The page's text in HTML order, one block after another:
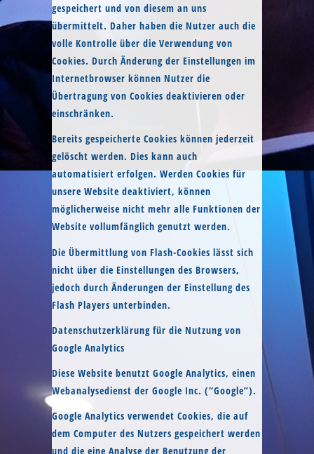
gespeichert und von diesem an uns
übermittelt. Daher haben die Nutzer auch die
volle Kontrolle über die Verwendung von
Cookies. Durch Änderung der Einstellungen im
Internetbrowser können Nutzer die
Übertragung von Cookies deaktivieren oder
einschränken.
Bereits gespeicherte Cookies können jederzeit
gelöscht werden. Dies kann auch
automatisiert erfolgen. Werden Cookies für
unsere Website deaktiviert, können
möglicherweise nicht mehr alle Funktionen der
Website vollumfänglich genutzt werden.
Die Übermittlung von Flash-Cookies lässt sich
nicht über die Einstellungen des Browsers,
jedoch durch Änderungen der Einstellung des
Flash Players unterbinden.
Datenschutzerklärung für die Nutzung von
Google Analytics
Diese Website benutzt Google Analytics, einen
Webanalysedienst der Google Inc. (“Google”).
Google Analytics verwendet Cookies, die auf
dem Computer des Nutzers gespeichert werden
und die eine Analyse der Benutzung der